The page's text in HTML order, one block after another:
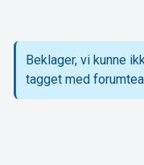
Beklager, vi kunne
tagget med